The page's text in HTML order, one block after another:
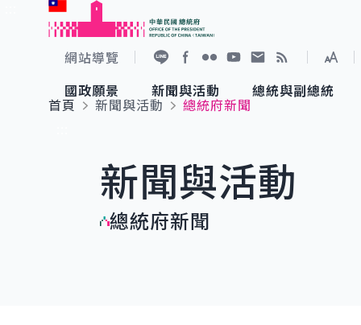
跳到主要內容
網站導覽
展開
國政願景
國家氣候變遷對策委員會
重要談話
新聞與活動
總統府新聞
影音頻道
總統與副總統
賴清德總統
參觀資訊
首頁 新聞與活動
總統府新聞
新聞與活動
總統府新聞